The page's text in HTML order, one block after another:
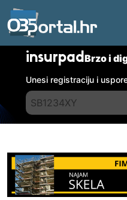
insurpadBrzo i
Unesi registraciju i